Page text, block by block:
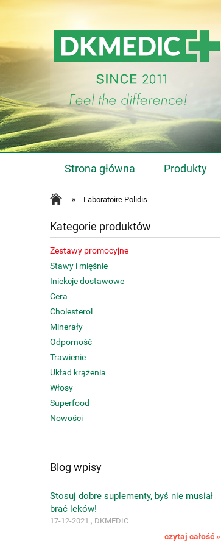
Strona główna Produkty
» Laboratoire Polidis
Kategorie produktów
Zestawy promocyjne
Stawy i mięśnie
Iniekcje dostawowe
Cera
Cholesterol
Minerały
Odporność
Trawienie
Układ krążenia
Włosy
Superfood
Nowości
Blog wpisy
Stosuj dobre suplementy, byś nie musiał
brać leków!
17-12-2021 , DKMEDIC
czytaj całość »